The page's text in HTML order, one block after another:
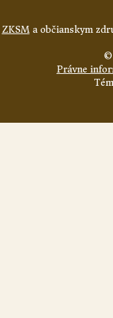
ZKSMa občianskym
©
Právne